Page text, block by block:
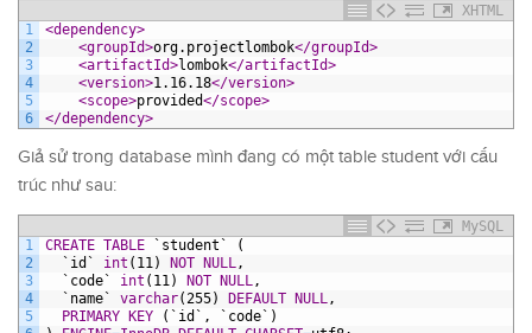
XHTML
1
2
3
4
5
6
<dependency>
<groupId>org.projectlombok</groupId>
<artifactId>lombok</artifactId>
<version>1.16.18</version>
<scope>provided</scope>
</dependency>
Giả sử trong database mình đang có một table student với cấu
trúc như sau:
MySQL
1
2
3
4
5
CREATE TABLE `student`
(
`id`
int (11) NOT NULL ,
`code`
int (11) NOT NULL ,
`name`
varchar(255) DEFAULT NULL ,
PRIMARY KEY
(`id`,
`code`)